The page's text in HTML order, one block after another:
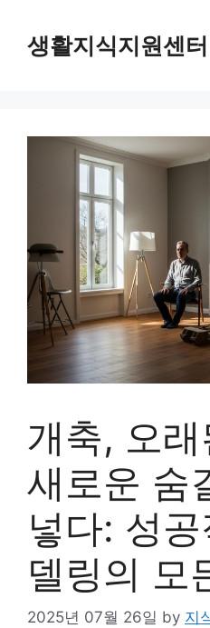
content생활지식지원센터
개축, 오
새로운 숨
넣다: 성
델링의 모
2025년 07월 26일 by 지